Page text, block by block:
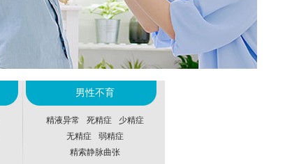
男性不育
精液异常 死精症
少精症
无精症
弱精症
精索静脉曲张